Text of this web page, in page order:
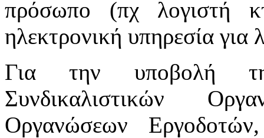
πρόσωπο (πχ λογιστή
ηλεκτρονική υπηρεσία για
Για την υποβολή
Συνδικαλιστικών
Οργανώσεων